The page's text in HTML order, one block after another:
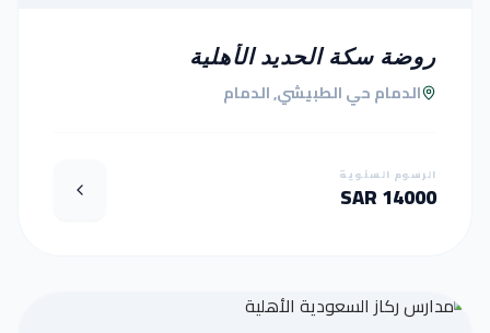
روضة سكة الحديد الأهلية
الدمام حي الطبيشي, الدمام
الرسوم السنوية
14000 SAR